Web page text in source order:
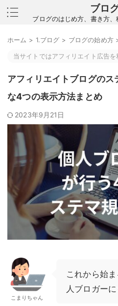
ブロ
ブログのはじめ方、書き方
ホーム > 1.ブログ > ブログの始め方
当サイトではアフィリエイト広告
アフィリエイトブログの
な4つの表示方法まとめ
2023年9月21日
こまりちゃん
これから始
人ブロガー